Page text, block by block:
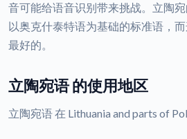
音可能给语音识别带来挑战。立陶
以奥克什泰特语为基础的标准语，
最好的。
立陶宛语 的使用地区
立陶宛语 在 Lithuania and parts of